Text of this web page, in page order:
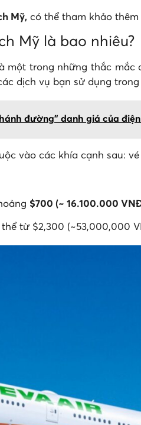
Mỹ, có thể tham khảo thêm
Mỹ là bao nhiêu?
một trong những thắc
dịch vụ bạn sử dụng
đường” danh giá của
vào các khía cạnh sau:
$700 (~ 16.100.000
từ $2,300 (~53,000,000